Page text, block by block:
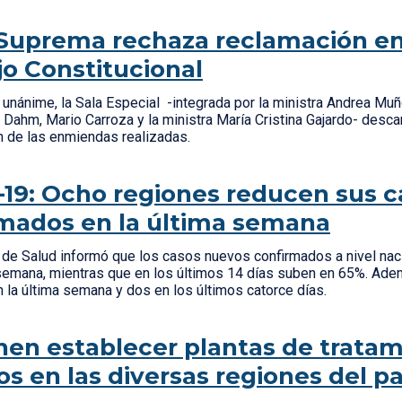
rechaza reclamación
Constitucional
la Sala Especial -integrada por la ministra Andrea
Mario Carroza y la ministra María Cristina Gajardo-
de las enmiendas realizadas.
19: Ocho regiones reducen sus
en la última semana
Salud informó que los casos nuevos confirmados a nivel
mientras que en los últimos 14 días suben en 65%.
la última semana y dos en los últimos catorce días.
establecer plantas de
en las diversas regiones del